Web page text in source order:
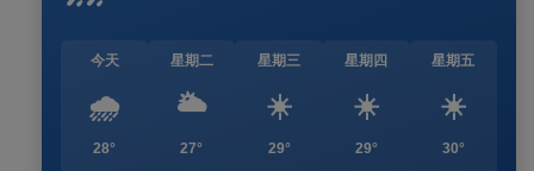
今天
🌧️
28°
星期二
🌥️
27°
星期三
☀️
29°
星期四
☀️
29°
星期五
☀️
30°